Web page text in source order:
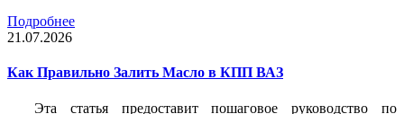
Подробнее
21.07.2026
Как Правильно Залить Масло в КПП ВАЗ
Эта статья предоставит пошаговое руководство по